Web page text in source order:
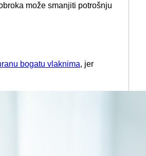
može smanjiti potrošnju
bogatu vlaknima, jer